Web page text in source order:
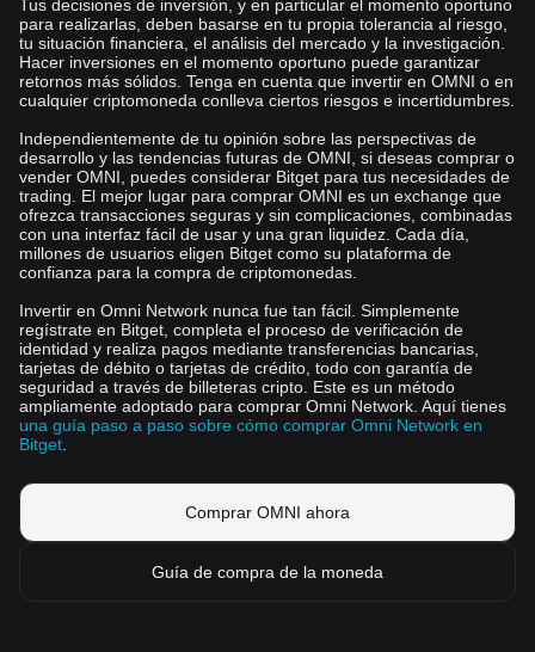
Tus decisiones de inversión, y en particular el momento oportuno
para realizarlas, deben basarse en tu propia tolerancia al riesgo,
tu situación financiera, el análisis del mercado y la investigación.
Hacer inversiones en el momento oportuno puede garantizar
retornos más sólidos. Tenga en cuenta que invertir en OMNI o en
cualquier criptomoneda conlleva ciertos riesgos e incertidumbres.
Independientemente de tu opinión sobre las perspectivas de
desarrollo y las tendencias futuras de OMNI, si deseas comprar o
vender OMNI, puedes considerar Bitget para tus necesidades de
trading. El mejor lugar para comprar OMNI es un exchange que
ofrezca transacciones seguras y sin complicaciones, combinadas
con una interfaz fácil de usar y una gran liquidez. Cada día,
millones de usuarios eligen Bitget como su plataforma de
confianza para la compra de criptomonedas.
Invertir en Omni Network nunca fue tan fácil. Simplemente
regístrate en Bitget, completa el proceso de verificación de
identidad y realiza pagos mediante transferencias bancarias,
tarjetas de débito o tarjetas de crédito, todo con garantía de
seguridad a través de billeteras cripto. Este es un método
ampliamente adoptado para comprar Omni Network. Aquí tienes
una guía paso a paso sobre cómo comprar Omni Network en
Bitget
Comprar OMNI ahora
Guía de compra de la moneda